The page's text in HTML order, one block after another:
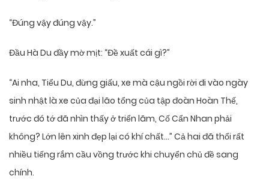
“Đúng vậy đúng vậy.”
Đầu Hà Du đầy mờ mịt: “Đề xuất cái gì?”
“Ai nha, Tiểu Du, đừng giấu, xe mà cậu ngồi rời đi vào ngày
sinh nhật là xe của đại lão tổng của tập đoàn Hoàn Thế,
trước đó tớ đã nhìn thấy ở triển lãm, Cố Cẩn Nhan phải
không? Lớn lên xinh đẹp lại có khí chất…” Cả hai đã thổi rất
nhiều tiếng rắm cầu vồng trước khi chuyển chủ đề sang
chính.